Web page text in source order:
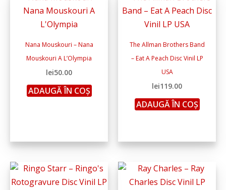
Nana Mouskouri – Nana
Mouskouri A L’Olympia
lei50.00
ADAUGĂ ÎN COȘ
The Allman Brothers Band
– Eat A Peach Disc Vinil LP
USA
lei119.00
ADAUGĂ ÎN COȘ